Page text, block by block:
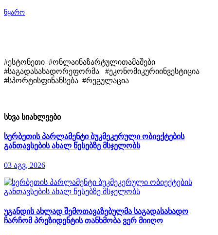
წყარო
#ესტონეთი #ონლაინაზარტულითამაშები
#საგადასახადორეფორმა #ეკონომიკურიინვესტიცია
#სპორტისფინანსება #რეგულაცია
სხვა სიახლეები
სერბეთის პარლამენტი ბუკმეკერული ობიექტების
განთავსების ახალ წესებზე მსჯელობს
03 აგვ, 2026
უგანდის ახლად შემოთავაზებულმა საგადასახადო
ჩარჩომ პრეზიდენტის თანხმობა ვერ მიიღო